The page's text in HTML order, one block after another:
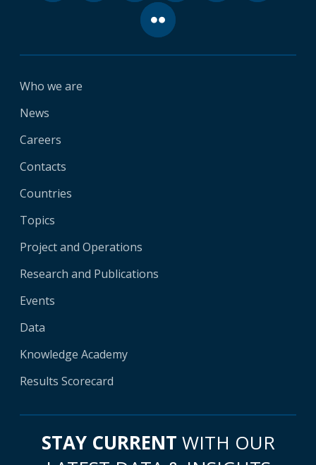
Who we are
News
Careers
Contacts
Countries
Topics
Project and Operations
Research and Publications
Events
Data
Knowledge Academy
Results Scorecard
STAY CURRENT WITH OUR